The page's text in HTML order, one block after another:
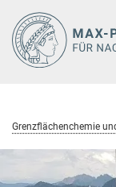
Hauptinhalt
Grenzflächenchemie